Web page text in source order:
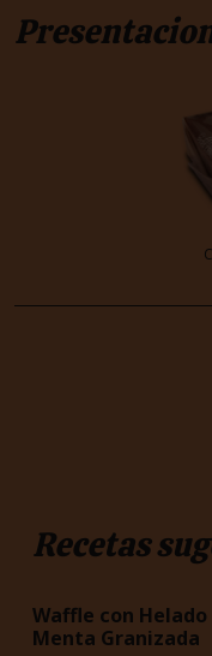
Recetas
Waffle con
Menta Granizada